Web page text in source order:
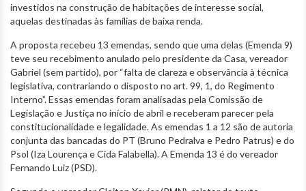
investidos na construção de habitações de interesse social,
aquelas destinadas às famílias de baixa renda.
A proposta recebeu 13 emendas, sendo que uma delas (Emenda 9)
teve seu recebimento anulado pelo presidente da Casa, vereador
Gabriel (sem partido), por “falta de clareza e observância à técnica
legislativa, contrariando o disposto no art. 99, 1, do Regimento
Interno”. Essas emendas foram analisadas pela Comissão de
Legislação e Justiça no início de abril e receberam parecer pela
constitucionalidade e legalidade. As emendas 1 a 12 são de autoria
conjunta das bancadas do PT (Bruno Pedralva e Pedro Patrus) e do
Psol (Iza Lourença e Cida Falabella). A Emenda 13 é do vereador
Fernando Luiz (PSD).